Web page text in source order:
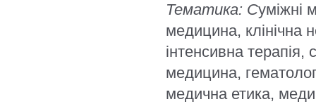
Тематика: Суміжні
медицина, клінічна
інтенсивна
медицина,
медична етика,